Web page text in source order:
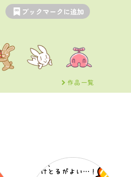
ブックマークに追加
作品一覧